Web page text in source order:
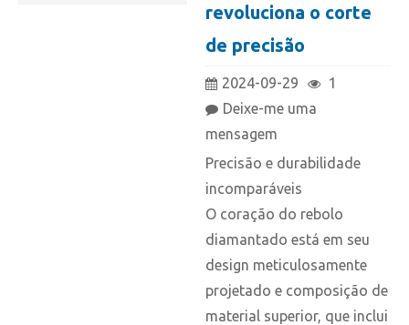
revoluciona o corte
de precisão
2024-09-29
1
Deixe-me uma
mensagem
Precisão e durabilidade
incomparáveis
O coração do rebolo
diamantado está em seu
design meticulosamente
projetado e composição de
material superior, que inclui